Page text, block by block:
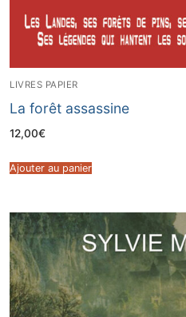
LIVRES PAPIER
La forêt assassine
12,00€
Ajouter au panier